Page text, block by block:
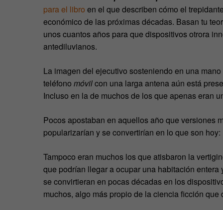
para el libro en el que describen cómo el
económico de las próximas décadas. Basan tu
unos cuantos años para que dispositivos otrora
antediluvianos.
La imagen del ejecutivo sosteniendo en una
teléfono móvilcon una larga antena aún está
Incluso en la de muchos de los que apenas eran
Pocos apostaban en aquellos año que versiones
popularizarían y se convertirían en lo que son
Tampoco eran muchos los que atisbaron la
que podrían llegar a ocupar una habitación entera
se convirtieran en pocas décadas en los
muchos, algo más propio de la ciencia ficción que